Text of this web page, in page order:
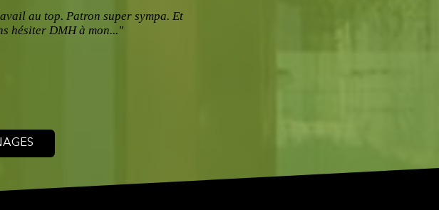
au top. Patron super sympa. Et
hésiter DMH à mon..."